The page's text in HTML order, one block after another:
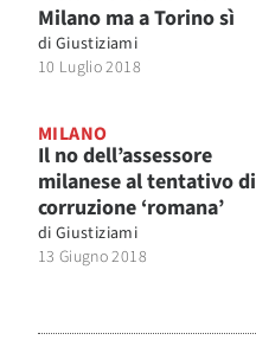
Milano ma a Torino sì
di Giustiziami
10 Luglio 2018
MILANO
Il no dell’assessore
milanese al tentativo di
corruzione ‘romana’
di Giustiziami
13 Giugno 2018